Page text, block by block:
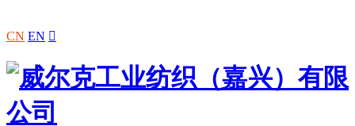
CN EN 